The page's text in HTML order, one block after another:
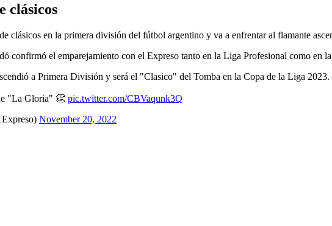
clásicos
clásicos en la primera división del fútbol argentino y va a enfrentar al flamante
confirmó el emparejamiento con el Expreso tanto en la Liga Profesional como en
a Primera División y será el "Clasico" del Tomba en la Copa de la Liga 2023.
"La Gloria" 👏 pic.twitter.com/CBVaqunk3Q
November 20, 2022